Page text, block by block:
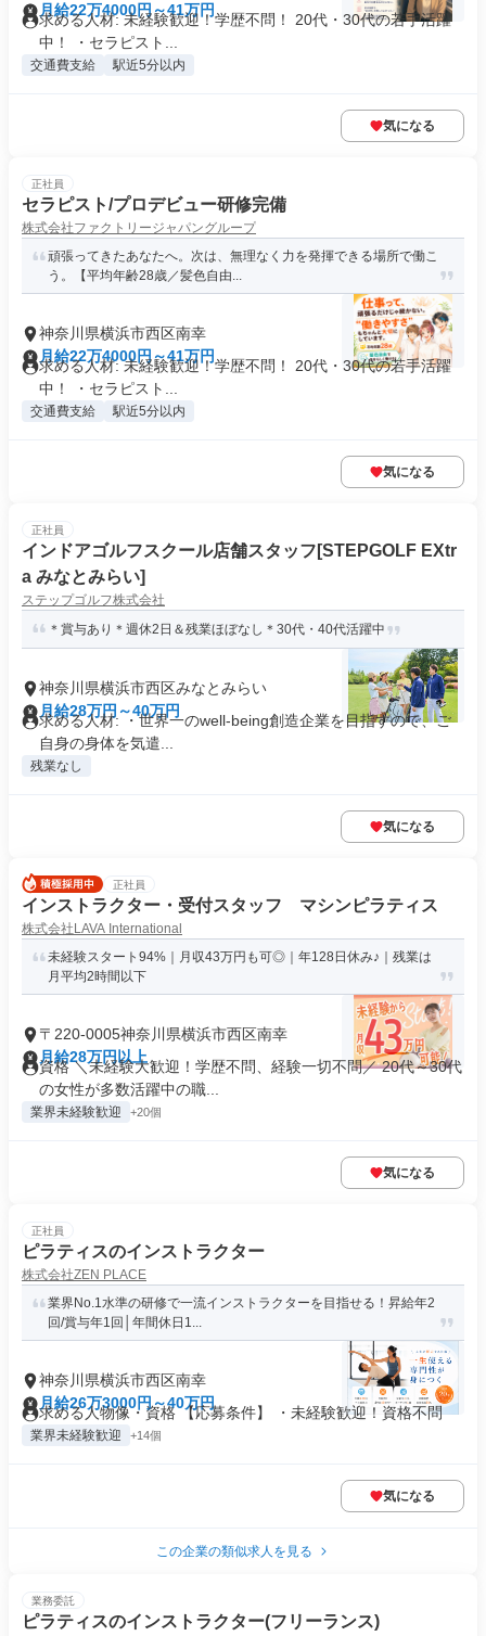
月給22万4000円～41万円
求める人材: 未経験歓迎！学歴不問！ 20代・30代の若手活躍
中！ ・セラピスト...
交通費支給 駅近5分以内
気になる
正社員
セラピスト/プロデビュー研修完備
株式会社ファクトリージャパングループ
頑張ってきたあなたへ。次は、無理なく力を発揮できる場所で働こ
う。【平均年齢28歳／髪色自由...
神奈川県横浜市西区南幸
月給22万4000円～41万円
求める人材: 未経験歓迎！学歴不問！ 20代・30代の若手活躍
中！ ・セラピスト...
交通費支給 駅近5分以内
気になる
正社員
インドアゴルフスクール店舗スタッフ[STEPGOLF EXtr
a みなとみらい]
ステップゴルフ株式会社
＊賞与あり＊週休2日＆残業ほぼなし＊30代・40代活躍中
神奈川県横浜市西区みなとみらい
月給28万円～40万円
求める人材: ・世界一のwell-being創造企業を目指すので、ご
自身の身体を気遣...
残業なし
気になる
正社員
インストラクター・受付スタッフ マシンピラティス
株式会社LAVA International
未経験スタート94%｜月収43万円も可◎｜年128日休み♪｜残業は
月平均2時間以下
〒220-0005神奈川県横浜市西区南幸
月給28万円以上
資格 ＼未経験大歓迎！学歴不問、経験一切不問／ 20代～30代
の女性が多数活躍中の職...
業界未経験歓迎 +20個
気になる
正社員
ピラティスのインストラクター
株式会社ZEN PLACE
業界No.1水準の研修で一流インストラクターを目指せる！昇給年2
回/賞与年1回│年間休日1...
神奈川県横浜市西区南幸
月給26万3000円～40万円
求める人物像・資格 【応募条件】 ・未経験歓迎！資格不問
業界未経験歓迎 +14個
気になる
この企業の類似求人を見る
業務委託
ピラティスのインストラクター(フリーランス)